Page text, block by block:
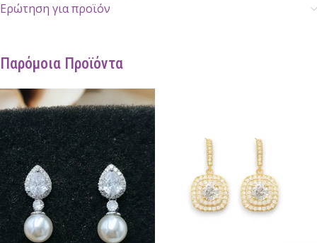
Ερώτηση για προϊόν
Παρόμοια Προϊόντα